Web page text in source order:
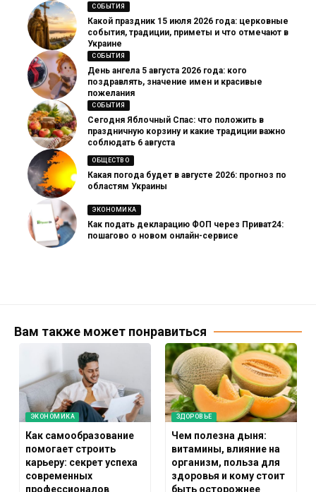
СОБЫТИЯ
Какой праздник 15 июля 2026 года: церковные
события, традиции, приметы и что отмечают в
Украине
СОБЫТИЯ
День ангела 5 августа 2026 года: кого
поздравлять, значение имен и красивые
пожелания
СОБЫТИЯ
Сегодня Яблочный Спас: что положить в
праздничную корзину и какие традиции важно
соблюдать 6 августа
ОБЩЕСТВО
Какая погода будет в августе 2026: прогноз по
областям Украины
ЭКОНОМИКА
Как подать декларацию ФОП через Приват24:
пошагово о новом онлайн-сервисе
Вам также может понравиться
ЭКОНОМИКА
Как самообразование
помогает строить
карьеру: секрет успеха
современных
профессионалов
ЗДОРОВЬЕ
Чем полезна дыня:
витамины, влияние на
организм, польза для
здоровья и кому стоит
быть осторожнее